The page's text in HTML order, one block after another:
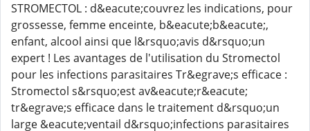
STROMECTOL : d&eacute;couvrez les indications, pour
grossesse, femme enceinte, b&eacute;b&eacute;,
enfant, alcool ainsi que l&rsquo;avis d&rsquo;un
expert ! Les avantages de l'utilisation du Stromectol
pour les infections parasitaires Tr&egrave;s efficace :
Stromectol s&rsquo;est av&eacute;r&eacute;
tr&egrave;s efficace dans le traitement d&rsquo;un
large &eacute;ventail d&rsquo;infections parasitaires